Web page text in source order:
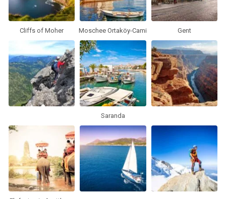
Cliffs of Moher Moschee Ortaköy-Cami Gent
Saranda